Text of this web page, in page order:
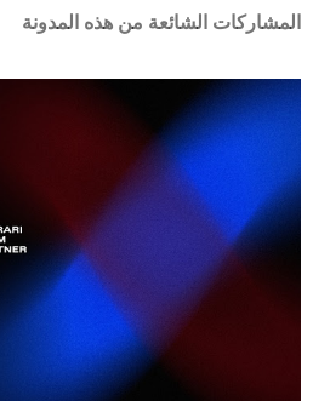
س
ت
ي
ق
المشاركات الشائعة من هذه المدونة